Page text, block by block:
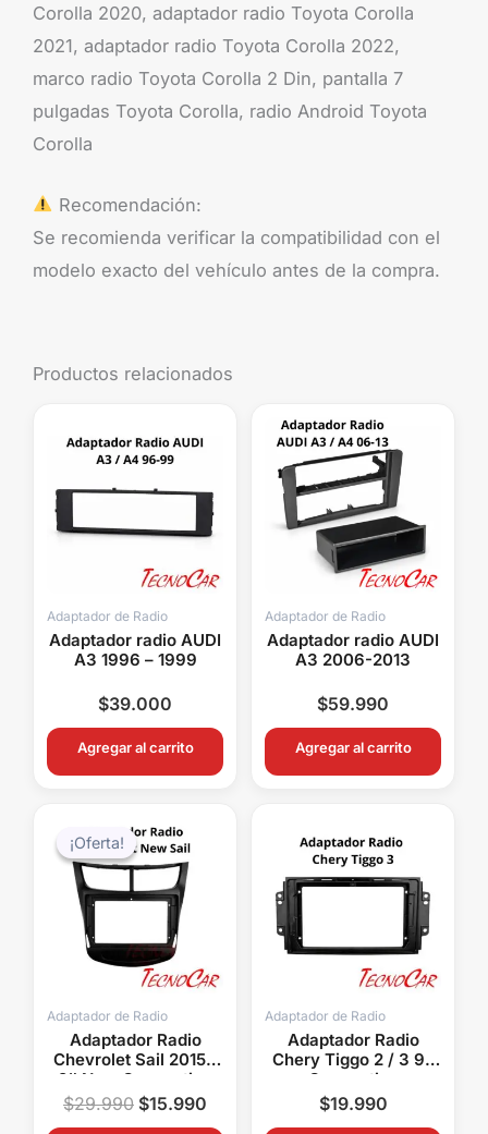
Corolla 2020, adaptador radio Toyota Corolla
2021, adaptador radio Toyota Corolla 2022,
marco radio Toyota Corolla 2 Din, pantalla 7
pulgadas Toyota Corolla, radio Android Toyota
Corolla
Recomendación:
Se recomienda verificar la compatibilidad con el
modelo exacto del vehículo antes de la compra.
Productos relacionados
Adaptador de Radio
Adaptador radio AUDI
A3 1996 – 1999
$39.000
Agregar al carrito
Adaptador de Radio
Adaptador radio AUDI
A3 2006-2013
$59.990
Agregar al carrito
¡Oferta!
¡Oferta!
Adaptador de Radio
Adaptador Radio
Chevrolet Sail 2015+
9″ New Connection
ACH-035N
$29.990
precio
original
$29.990.
$15.990
$15.990.
Adaptador de Radio
Adaptador Radio
Chery Tiggo 2 / 3 9″
Connection
AMCE021N
$19.990